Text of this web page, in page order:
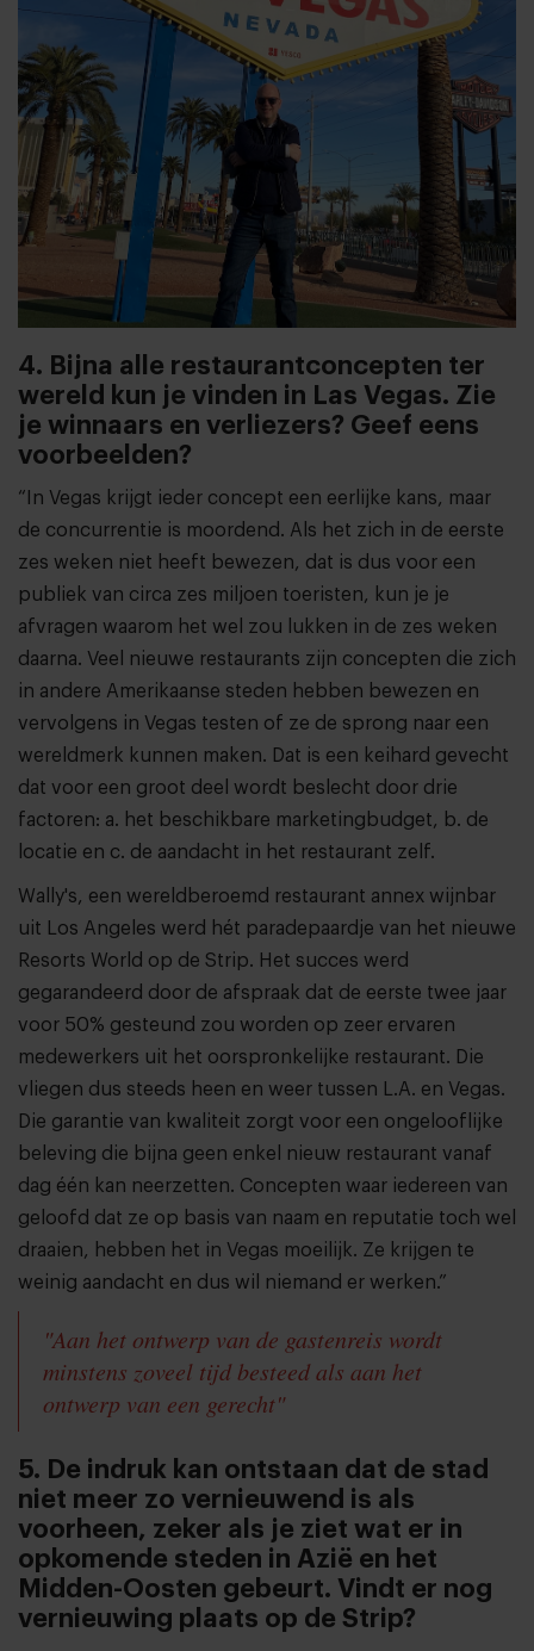
4. Bijna alle restaurantconcepten ter
wereld kun je vinden in Las Vegas. Zie
je winnaars en verliezers? Geef eens
voorbeelden?
“In Vegas krijgt ieder concept een eerlijke kans, maar
de concurrentie is moordend. Als het zich in de eerste
zes weken niet heeft bewezen, dat is dus voor een
publiek van circa zes miljoen toeristen, kun je je
afvragen waarom het wel zou lukken in de zes weken
daarna. Veel nieuwe restaurants zijn concepten die zich
in andere Amerikaanse steden hebben bewezen en
vervolgens in Vegas testen of ze de sprong naar een
wereldmerk kunnen maken. Dat is een keihard gevecht
dat voor een groot deel wordt beslecht door drie
factoren: a. het beschikbare marketingbudget, b. de
locatie en c. de aandacht in het restaurant zelf.
Wally's, een wereldberoemd restaurant annex wijnbar
uit Los Angeles werd hét paradepaardje van het nieuwe
Resorts World op de Strip. Het succes werd
gegarandeerd door de afspraak dat de eerste twee jaar
voor 50% gesteund zou worden op zeer ervaren
medewerkers uit het oorspronkelijke restaurant. Die
vliegen dus steeds heen en weer tussen L.A. en Vegas.
Die garantie van kwaliteit zorgt voor een ongelooflijke
beleving die bijna geen enkel nieuw restaurant vanaf
dag één kan neerzetten. Concepten waar iedereen van
geloofd dat ze op basis van naam en reputatie toch wel
draaien, hebben het in Vegas moeilijk. Ze krijgen te
weinig aandacht en dus wil niemand er werken.”
"Aan het ontwerp van de gastenreis wordt
minstens zoveel tijd besteed als aan het
ontwerp van een gerecht"
5. De indruk kan ontstaan dat de stad
niet meer zo vernieuwend is als
voorheen, zeker als je ziet wat er in
opkomende steden in Azië en het
Midden-Oosten gebeurt. Vindt er nog
vernieuwing plaats op de Strip?